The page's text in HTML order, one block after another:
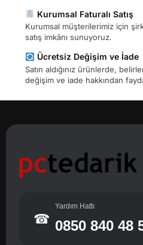
Kurumsal Faturalı Satış
Kurumsal müşterilerimiz için
satış imkânı sunuyoruz.
Ücretsiz Değişim ve İade
Satın aldığınız ürünlerde,
değişim ve iade hakkından
☎
Yardım Hattı
0850 840 48